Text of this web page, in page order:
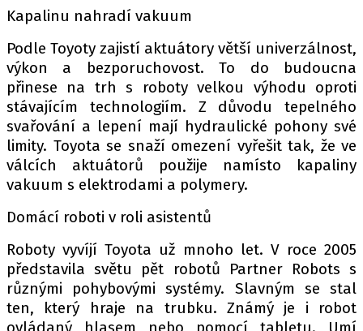
Máte příběh, fotku nebo video?
ETICKÝ KODEX
KONTAKT
VYDAVATEL
INZERCE
OSOBNÍ ÚDAJE / COOKIES
Provozovatelem serveru autoroad.cz je
INCORP MEDIA GROUP s.r.o., IČ: 118 23 054
Kapalinu nahradí vakuum
Podle Toyoty zajistí aktuátory větší univerzálnost,
výkon a bezporuchovost. To do budoucna
přinese na trh s roboty velkou výhodu oproti
stávajícím technologiím. Z důvodu tepelného
svařování a lepení mají hydraulické pohony své
limity. Toyota se snaží omezení vyřešit tak, že ve
válcích aktuátorů použije namísto kapaliny
vakuum s elektrodami a polymery.
Domácí roboti v roli asistentů
Roboty vyvíjí Toyota už mnoho let. V roce 2005
představila světu pět robotů Partner Robots s
různými pohybovými systémy. Slavným se stal
ten, který hraje na trubku. Známý je i robot